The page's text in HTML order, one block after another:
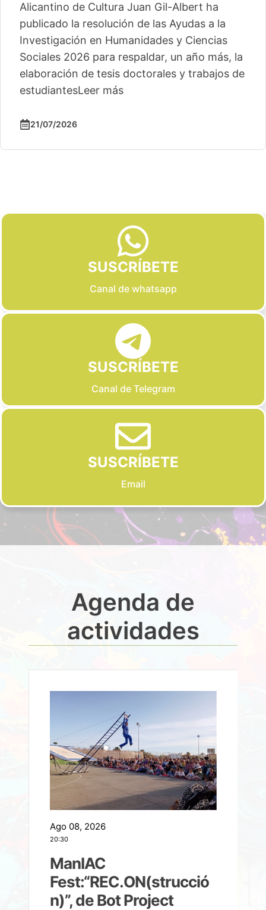
Alicantino de Cultura Juan Gil-Albert ha
publicado la resolución de las Ayudas a la
Investigación en Humanidades y Ciencias
Sociales 2026 para respaldar, un año más, la
elaboración de tesis doctorales y trabajos de
estudiantesLeer más
21/07/2026
SUSCRÍBETE
Canal de whatsapp
SUSCRÍBETE
Canal de Telegram
SUSCRÍBETE
Email
Agenda de
actividades
Ago 08, 2026
20:30
ManIAC
Fest:“REC.ON(strucció
n)”, de Bot Project